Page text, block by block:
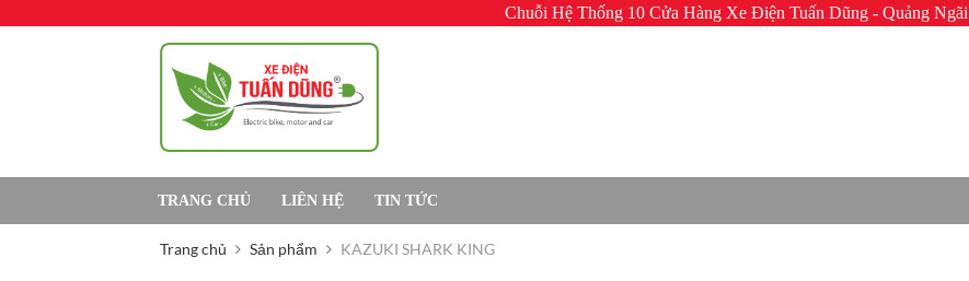
Chuỗi Hệ Thống 10 Cửa Hàng Xe Điện Tuấn Dũng - Quảng Ngãi
TRANG CHỦ LIÊN HỆ TIN TỨC
Trang chủ Sản phẩm KAZUKI SHARK KING